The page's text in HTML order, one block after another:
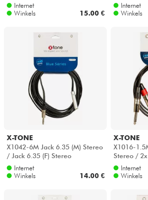
Internet
Winkels
15.00 €
Internet
Winkels
X-TONE
X1042-6M Jack 6.35 (M) Stereo
/ Jack 6.35 (F) Stereo
Internet
Winkels
14.00 €
X-TONE
X1016-
Stereo /
Internet
Winkels